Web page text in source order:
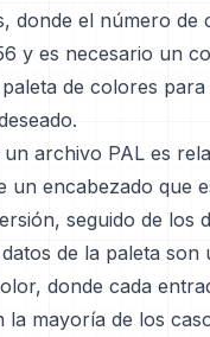
donde el número de
y es necesario un
de colores para
archivo PAL es
un encabezado que
seguido de los
de la paleta son
donde cada
la mayoría de los